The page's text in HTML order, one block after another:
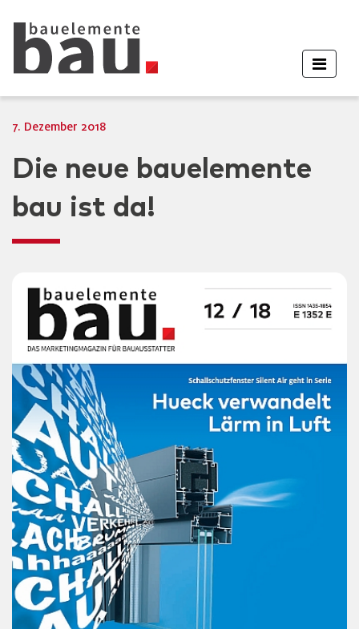
7. Dezember 2018
Die neue bauelemente
bau ist da!